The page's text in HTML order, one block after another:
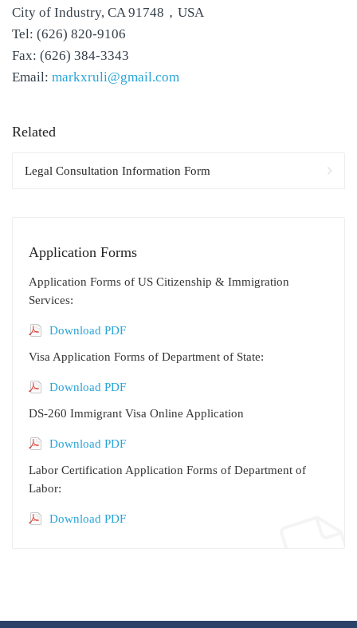
City of Industry, CA 91748，USA
Tel: (626) 820-9106
Fax: (626) 384-3343
Email: markxruli@gmail.com
Related
Legal Consultation Information Form
Application Forms
Application Forms of US Citizenship & Immigration
Services:
Download PDF
Visa Application Forms of Department of State:
Download PDF
DS-260 Immigrant Visa Online Application
Download PDF
Labor Certification Application Forms of Department of
Labor:
Download PDF